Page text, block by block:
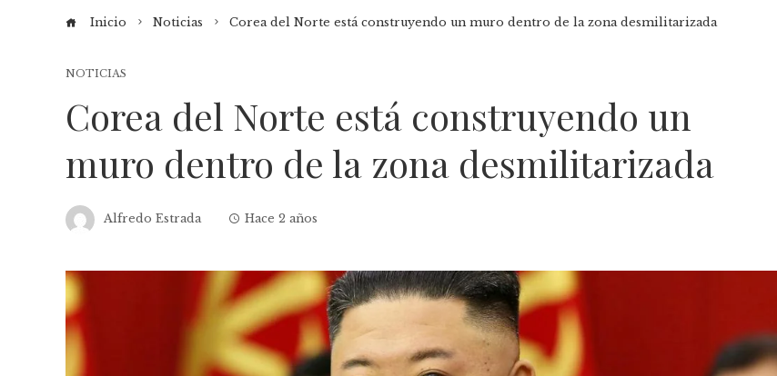
Inicio Noticias Corea del Norte está construyendo un muro dentro de la zona desmilitarizada
NOTICIAS
Corea del Norte está construyendo un
muro dentro de la zona desmilitarizada
Alfredo Estrada Hace 2 años